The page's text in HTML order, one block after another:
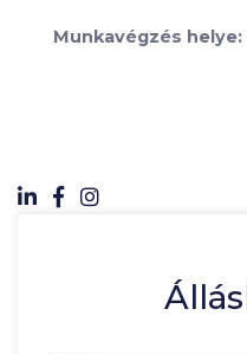
Munkavégzés helye: